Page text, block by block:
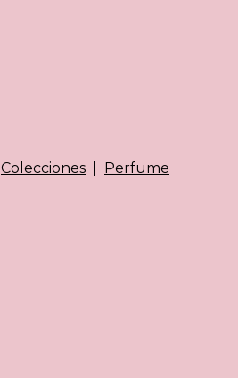
Colecciones Perfume